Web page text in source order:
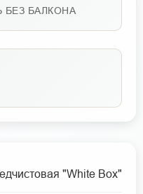
БЕЗ БАЛКОНА
"White Box"